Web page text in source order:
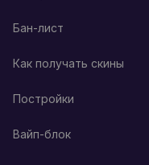
Бан-лист
Как получать скины
Постройки
Вайп-блок